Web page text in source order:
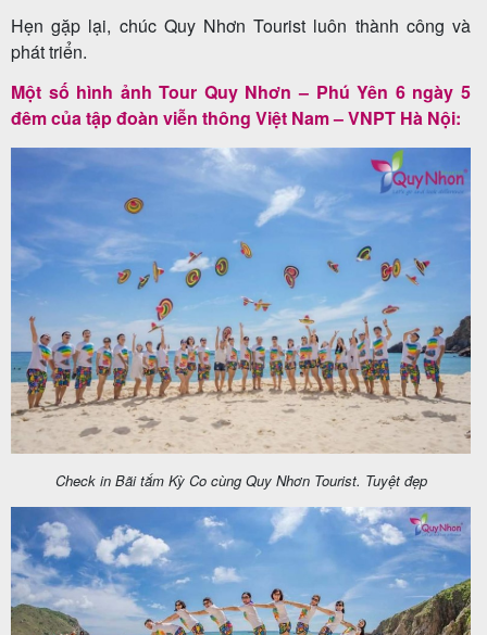
du
Nhơn
Tourist
Cảm
nhận
khách
hàng
Tuyển
dụng
Hẹn gặp lại, chúc Quy Nhơn Tourist luôn thành công và
phát triển.
Một số hình ảnh Tour Quy Nhơn – Phú Yên 6 ngày 5
đêm của tập đoàn viễn thông Việt Nam – VNPT Hà Nội:
Check in Bãi tắm Kỳ Co cùng Quy Nhơn Tourist. Tuyệt đẹp